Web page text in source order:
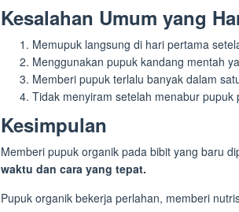
Kesalahan Umum yang
Memupuk langsung di hari pertama
Menggunakan pupuk kandang mentah
Memberi pupuk terlalu banyak dalam
Tidak menyiram setelah menabur pupuk
Kesimpulan
Memberi pupuk organik pada bibit yang baru
waktu dan cara yang tepat.
Pupuk organik bekerja perlahan, memberi